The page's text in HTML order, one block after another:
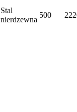
Stal
nierdzewna
500